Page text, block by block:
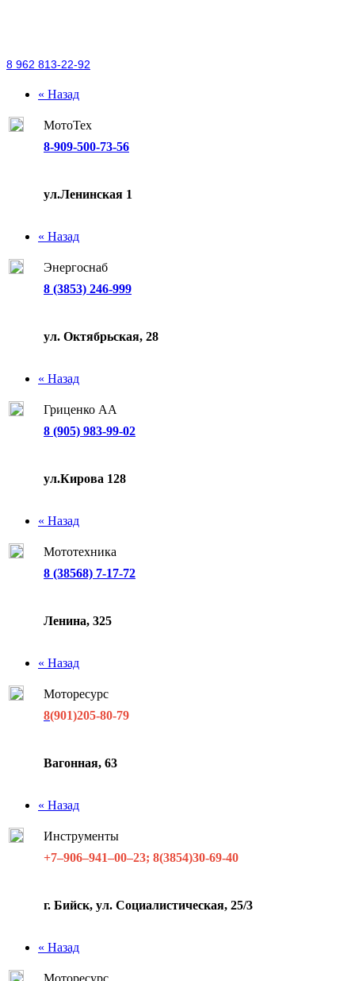
8 962 813-22-92
« Назад
МотоТех
8-909-500-73-56
ул.Ленинская 1
« Назад
Энергоснаб
8 (3853) 246-999
ул. Октябрьская, 28
« Назад
Гриценко АА
8 (905) 983-99-02
ул.Кирова 128
« Назад
Мототехника
8 (38568) 7-17-72
Ленина, 325
« Назад
Моторесурс
8(901)205-80-79
Вагонная, 63
« Назад
Инструменты
+7‒906‒941‒00‒23; 8(3854)30-69-40
г. Бийск, ул. Социалистическая, 25/3
« Назад
Моторесурс